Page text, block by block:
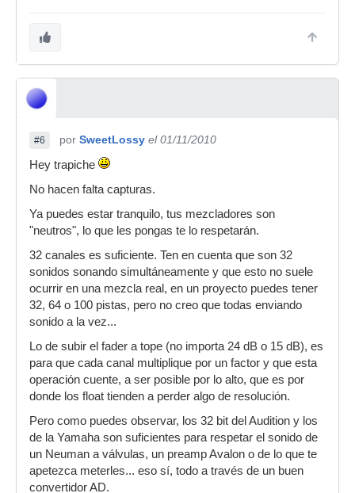
#6 por SweetLossy el 01/11/2010
Hey trapiche
No hacen falta capturas.
Ya puedes estar tranquilo, tus mezcladores son
"neutros", lo que les pongas te lo respetarán.
32 canales es suficiente. Ten en cuenta que son 32
sonidos sonando simultáneamente y que esto no suele
ocurrir en una mezcla real, en un proyecto puedes tener
32, 64 o 100 pistas, pero no creo que todas enviando
sonido a la vez...
Lo de subir el fader a tope (no importa 24 dB o 15 dB), es
para que cada canal multiplique por un factor y que esta
operación cuente, a ser posible por lo alto, que es por
donde los float tienden a perder algo de resolución.
Pero como puedes observar, los 32 bit del Audition y los
de la Yamaha son suficientes para respetar el sonido de
un Neuman a válvulas, un preamp Avalon o de lo que te
apetezca meterles... eso sí, todo a través de un buen
convertidor AD.